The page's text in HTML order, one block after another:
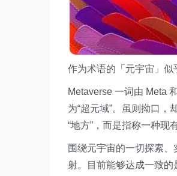
作为术语的「元宇宙」似
Metaverse 一词由 Meta
为“超元域”。虽则拗口
“地方”，而是指称一种现
围绕元宇宙的一切探索
射。目前能够达成一致的